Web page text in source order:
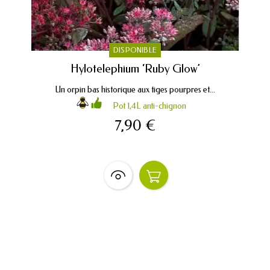
DISPONIBLE
Hylotelephium ‘Ruby Glow’
Un orpin bas historique aux tiges pourpres et...
Pot 1,4L anti-chignon
7,90 €